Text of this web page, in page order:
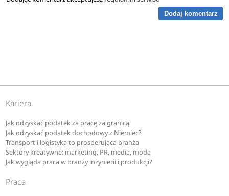
Dodaj komentarz
Kariera
Jak odzyskać podatek za pracę za granicą
Jak odzyskać podatek dochodowy z Niemiec?
Transport i logistyka to prosperująca branża
Sektory kreatywne: marketing, PR, media, moda
Jak wygląda praca w branży inżynierii i produkcji?
Praca